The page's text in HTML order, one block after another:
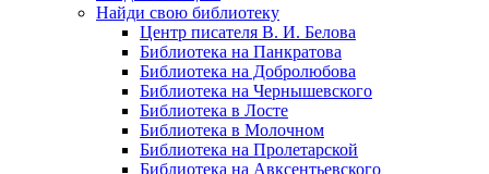
Найди свою библиотеку
Центр писателя В. И. Белова
Библиотека на Панкратова
Библиотека на Добролюбова
Библиотека на Чернышевского
Библиотека в Лосте
Библиотека в Молочном
Библиотека на Пролетарской
Библиотека на Авксентьевского